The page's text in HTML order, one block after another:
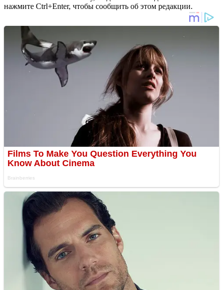
нажмите Ctrl+Enter, чтобы сообщить об этом редакции.